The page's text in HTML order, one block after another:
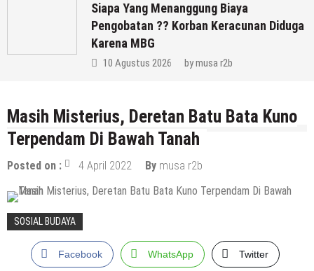
DPRD Rembang Dikritik
Ratusan Warganya
8 Agustus 2026
Masih Misterius, Deretan Batu Bata Kuno
Terpendam Di Bawah Tanah
Posted on : 4 April 2022 By musa r2b
SOSIAL BUDAYA
Facebook WhatsApp Twitter